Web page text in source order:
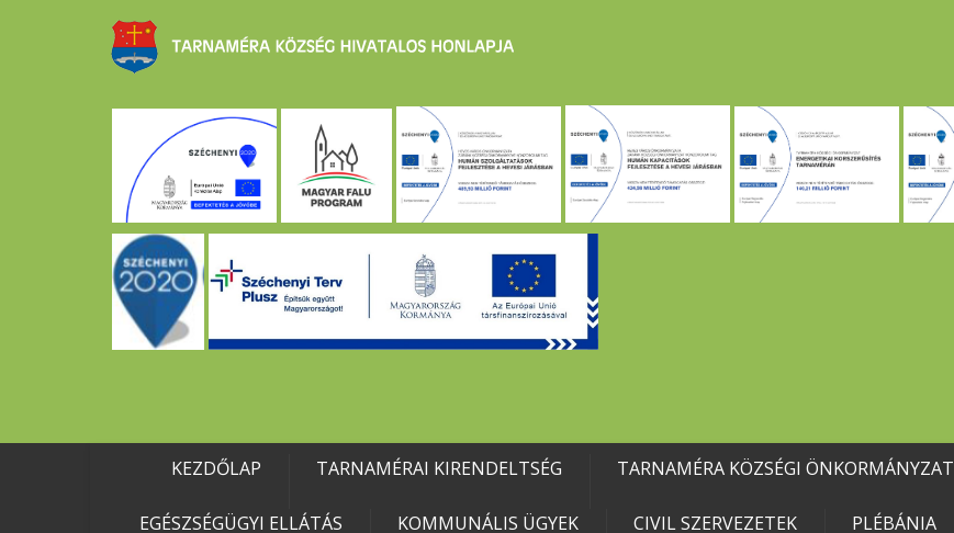
KEZDŐLAP TARNAMÉRAI KIRENDELTSÉG TARNAMÉRA KÖZSÉGI ÖNKORMÁNYZAT
EGÉSZSÉGÜGYI ELLÁTÁS KOMMUNÁLIS ÜGYEK CIVIL SZERVEZETEK PLÉBÁNIA